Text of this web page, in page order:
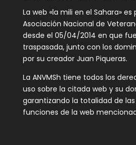
La web «la mili en el Sahara»
Asociación Nacional de
desde el 05/04/2014 en que
traspasada, junto con los
por su creador Juan Piqueras.
La ANVMSh tiene todos los
uso sobre la citada web y su
garantizando la totalidad de
funciones de la web